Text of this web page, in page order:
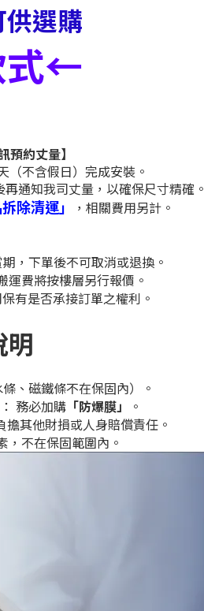
選購
式←
預約丈量】
（不含假日）完成安裝。
再通知我司丈量，以確保尺寸精確。
除清運」
，相關費用另計。
，下單後不可取消或退換。
費將按樓層另行報價。
有是否承接訂單之權利。
、磁鐵條不在保固內）。
務必加購「防爆膜」
。
其他財損或人身賠償責任。
，不在保固範圍內。